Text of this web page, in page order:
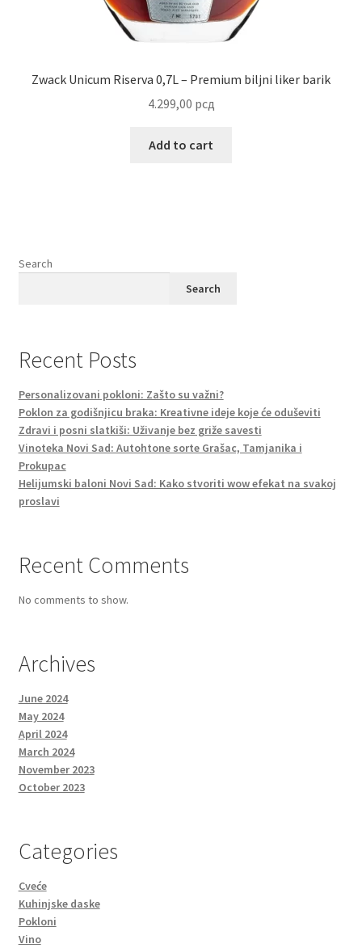
Zwack Unicum Riserva 0,7L – Premium biljni liker barik
4.299,00 рсд
Add to cart
Search
Search
Recent Posts
Personalizovani pokloni: Zašto su važni?
Poklon za godišnjicu braka: Kreativne ideje koje će oduševiti
Zdravi i posni slatkiši: Uživanje bez griže savesti
Vinoteka Novi Sad: Autohtone sorte Grašac, Tamjanika i
Prokupac
Helijumski baloni Novi Sad: Kako stvoriti wow efekat na svakoj
proslavi
Recent Comments
No comments to show.
Archives
June 2024
May 2024
April 2024
March 2024
November 2023
October 2023
Categories
Cveće
Kuhinjske daske
Pokloni
Vino